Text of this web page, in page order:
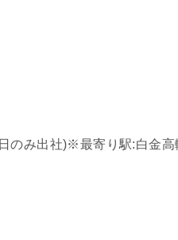
のみ出社)※最寄り駅:白金高